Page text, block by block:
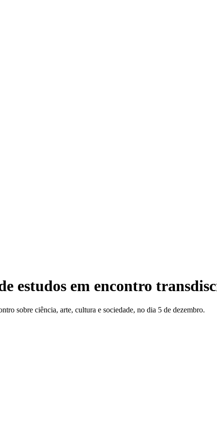
estudos em encontro
sobre ciência, arte, cultura e sociedade, no dia 5 de dezembro.